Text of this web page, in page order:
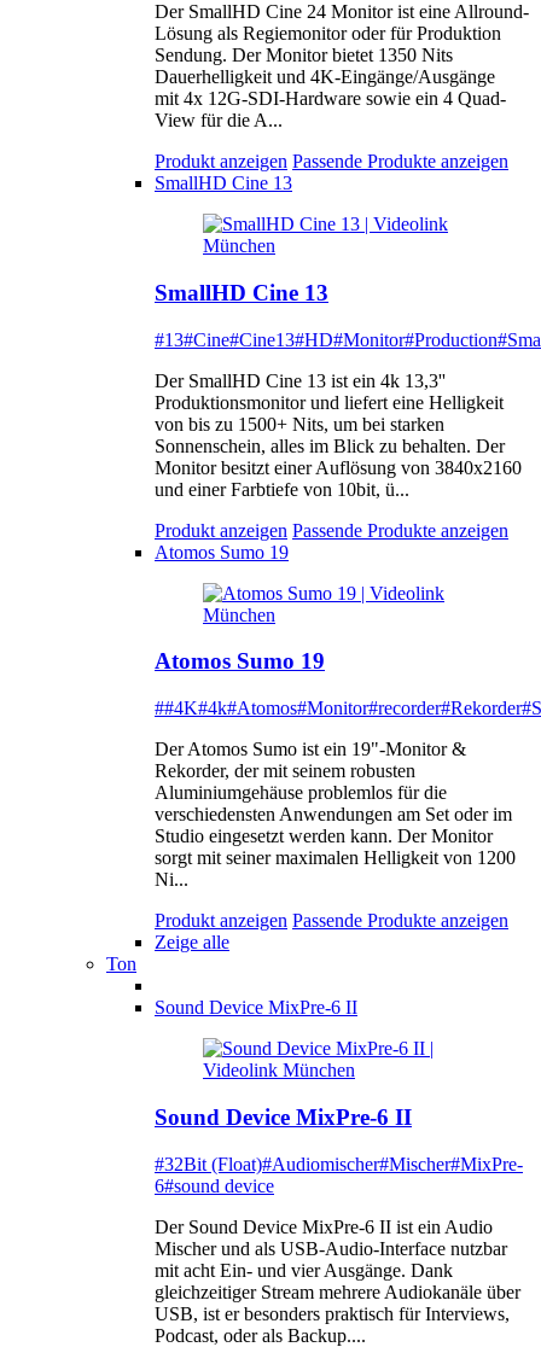
Der SmallHD Cine 24 Monitor ist eine Allround-
Lösung als Regiemonitor oder für Produktion
Sendung. Der Monitor bietet 1350 Nits
Dauerhelligkeit und 4K-Eingänge/Ausgänge
mit 4x 12G-SDI-Hardware sowie ein 4 Quad-
View für die A...
Produkt anzeigen Passende Produkte anzeigen
SmallHD Cine 13
SmallHD Cine 13
#13#Cine#Cine13#HD#Monitor#Production
Der SmallHD Cine 13 ist ein 4k 13,3''
Produktionsmonitor und liefert eine Helligkeit
von bis zu 1500+ Nits, um bei starken
Sonnenschein, alles im Blick zu behalten. Der
Monitor besitzt einer Auflösung von 3840x2160
und einer Farbtiefe von 10bit, ü...
Produkt anzeigen Passende Produkte anzeigen
Atomos Sumo 19
Atomos Sumo 19
##4K#4k#Atomos#Monitor#recorder#Rekorder
Der Atomos Sumo ist ein 19"-Monitor &
Rekorder, der mit seinem robusten
Aluminiumgehäuse problemlos für die
verschiedensten Anwendungen am Set oder im
Studio eingesetzt werden kann. Der Monitor
sorgt mit seiner maximalen Helligkeit von 1200
Ni...
Produkt anzeigen Passende Produkte anzeigen
Zeige alle
Ton
Sound Device MixPre-6 II
Sound Device MixPre-6 II
#32Bit (Float)#Audiomischer#Mischer#MixPre-
6#sound device
Der Sound Device MixPre-6 II ist ein Audio
Mischer und als USB-Audio-Interface nutzbar
mit acht Ein- und vier Ausgänge. Dank
gleichzeitiger Stream mehrere Audiokanäle über
USB, ist er besonders praktisch für Interviews,
Podcast, oder als Backup....